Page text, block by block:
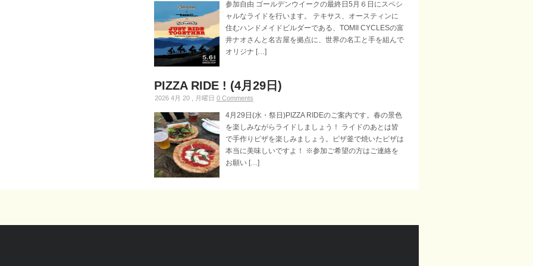
参加自由 ゴールデンウイークの最終日5月６日にスペシ
ャルなライドを行います。 テキサス、オースティンに
住むハンドメイドビルダーである、TOMII CYCLESの富
井ナオさんと名古屋を拠点に、世界の名工と手を組んで
オリジナ […]
PIZZA RIDE ! (4月29日)
2026 4月 20 , 月曜日 0 Comments
4月29日(水・祭日)PIZZA RIDEのご案内です。春の景色
を楽しみながらライドしましょう！ ライドのあとは皆
で手作りピザを楽しみましょう。ピザ釜で焼いたピザは
本当に美味しいですよ！ ※参加ご希望の方はご連絡を
お願い […]